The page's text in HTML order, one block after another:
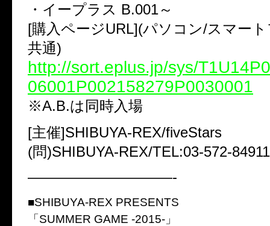
・イープラス B.001～
[購入ページURL](パソコン/スマー
共通)
http://sort.eplus.jp/sys/
06001P002158279P0030001
※A.B.は同時入場
[主催]SHIBUYA-REX/fiveStars
(問)SHIBUYA-REX/TEL:03-572-84911
——————————-
■SHIBUYA-REX PRESENTS
「SUMMER GAME -2015-」